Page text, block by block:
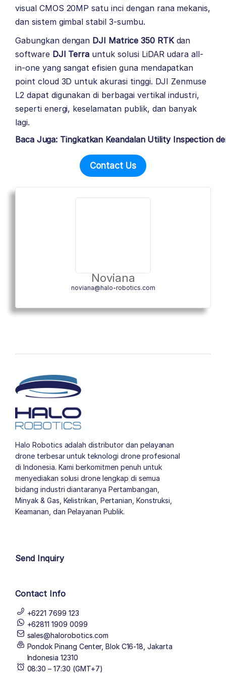
visual CMOS 20MP satu inci dengan rana mekanis,
dan sistem gimbal stabil 3-sumbu.
Gabungkan dengan DJI Matrice 350 RTKdan
software DJI Terra untuk solusi LiDAR udara all-
in-one yang sangat efisien guna mendapatkan
point cloud 3D untuk akurasi tinggi. DJI Zenmuse
L2 dapat digunakan di berbagai vertikal industri,
seperti energi, keselamatan publik, dan banyak
lagi.
Baca Juga: Tingkatkan Keandalan Utility Inspection
Contact Us
Noviana
noviana@halo-robotics.com
Halo Robotics adalah distributor dan pelayanan
drone terbesar untuk teknologi drone profesional
di Indonesia. Kami berkomitmen penuh untuk
menyediakan solusi drone lengkap di semua
bidang industri diantaranya Pertambangan,
Minyak & Gas, Kelistrikan, Pertanian, Konstruksi,
Keamanan, dan Pelayanan Publik.
Send Inquiry
Contact Info
+6221 7699 123
+62811 1909 0099
sales@halorobotics.com
Pondok Pinang Center, Blok C16-18, Jakarta
Indonesia 12310
08:30 – 17:30 (GMT+7)